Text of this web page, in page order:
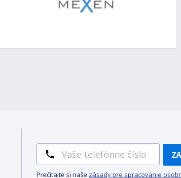
Prečítajte si naše zásady pre spracovanie